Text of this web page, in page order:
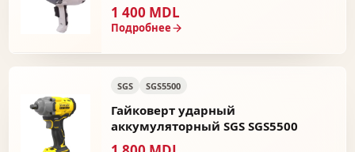
1 400 MDL
Подробнее
SGS SGS5500
Гайковерт ударный
аккумуляторный SGS SGS5500